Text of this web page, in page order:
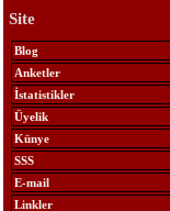
Site
Blog
Anketler
İstatistikler
Üyelik
Künye
SSS
E-mail
Linkler